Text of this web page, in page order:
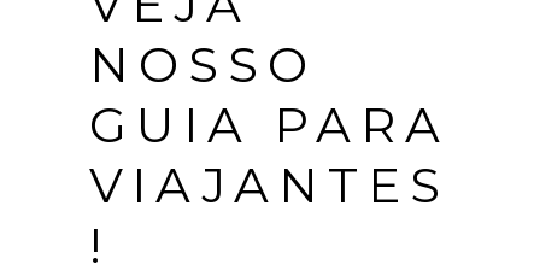
NOSSO
GUIA PARA
VIAJANTES
!